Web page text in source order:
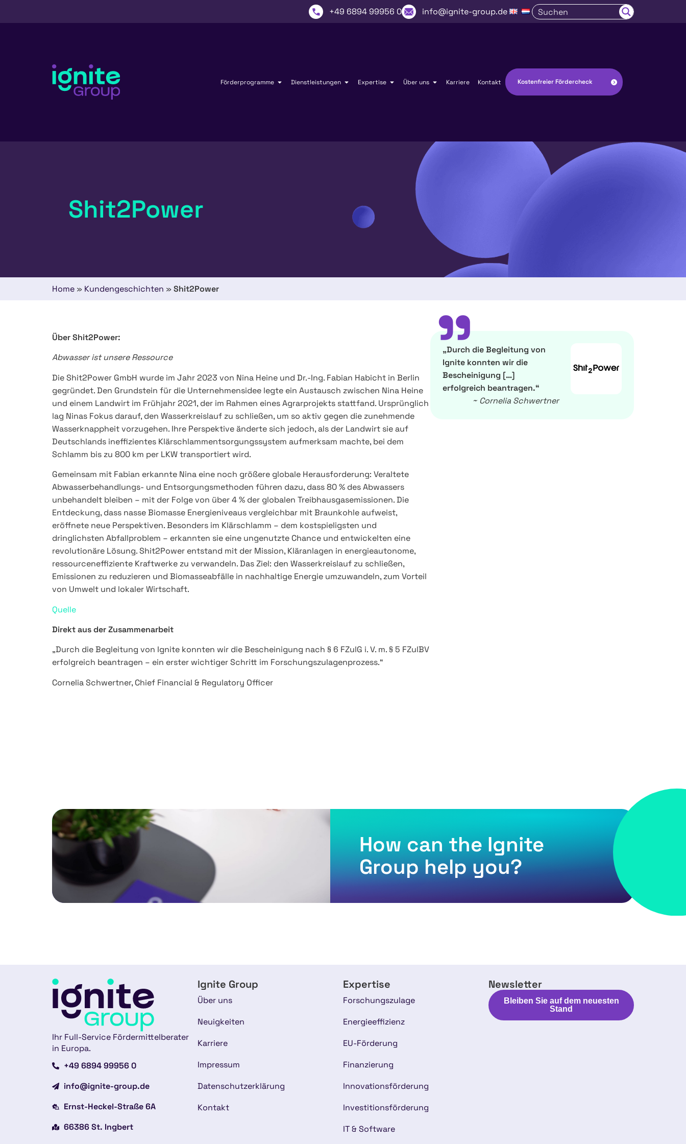
+49 6894 99956 0 info@ignite-group.de
Förderprogramme Dienstleistungen Expertise Über uns Karriere Kontakt Kostenfreier Fördercheck
Shit2Power
Home » Kundengeschichten » Shit2Power
Über Shit2Power:
Abwasser ist unsere Ressource
Die Shit2Power GmbH wurde im Jahr 2023 von Nina Heine und Dr.-Ing. Fabian Habicht in Berlin
gegründet. Den Grundstein für die Unternehmensidee legte ein Austausch zwischen Nina Heine
und einem Landwirt im Frühjahr 2021, der im Rahmen eines Agrarprojekts stattfand. Ursprünglich
lag Ninas Fokus darauf, den Wasserkreislauf zu schließen, um so aktiv gegen die zunehmende
Wasserknappheit vorzugehen. Ihre Perspektive änderte sich jedoch, als der Landwirt sie auf
Deutschlands ineffizientes Klärschlammentsorgungssystem aufmerksam machte, bei dem
Schlamm bis zu 800 km per LKW transportiert wird.
Gemeinsam mit Fabian erkannte Nina eine noch größere globale Herausforderung: Veraltete
Abwasserbehandlungs- und Entsorgungsmethoden führen dazu, dass 80 % des Abwassers
unbehandelt bleiben – mit der Folge von über 4 % der globalen Treibhausgasemissionen. Die
Entdeckung, dass nasse Biomasse Energieniveaus vergleichbar mit Braunkohle aufweist,
eröffnete neue Perspektiven. Besonders im Klärschlamm – dem kostspieligsten und
dringlichsten Abfallproblem – erkannten sie eine ungenutzte Chance und entwickelten eine
revolutionäre Lösung. Shit2Power entstand mit der Mission, Kläranlagen in energieautonome,
ressourceneffiziente Kraftwerke zu verwandeln. Das Ziel: den Wasserkreislauf zu schließen,
Emissionen zu reduzieren und Biomasseabfälle in nachhaltige Energie umzuwandeln, zum Vorteil
von Umwelt und lokaler Wirtschaft.
Quelle
Direkt aus der Zusammenarbeit
„Durch die Begleitung von Ignite konnten wir die Bescheinigung nach § 6 FZulG i. V. m. § 5 FZulBV
erfolgreich beantragen – ein erster wichtiger Schritt im Forschungszulagenprozess.“
Cornelia Schwertner, Chief Financial & Regulatory Officer
”
„Durch die Begleitung von
Ignite konnten wir die
Bescheinigung […]
erfolgreich beantragen.“
~ Cornelia Schwertner
How can the Ignite
Group help you?
Ihr Full-Service Fördermittelberater
in Europa.
+49 6894 99956 0
info@ignite-group.de
Ernst-Heckel-Straße 6A
66386 St. Ingbert
Ignite Group
Über uns
Neuigkeiten
Karriere
Impressum
Datenschutzerklärung
Kontakt
Expertise
Forschungszulage
Energieeffizienz
EU-Förderung
Finanzierung
Innovationsförderung
Investitionsförderung
IT & Software
Newsletter
Bleiben Sie auf dem neuesten
Stand